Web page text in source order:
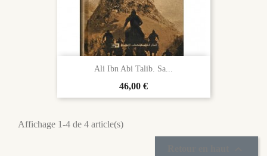
Ali Ibn Abi Talib. Sa...
Prix
46,00 €
Affichage 1-4 de 4 article(s)